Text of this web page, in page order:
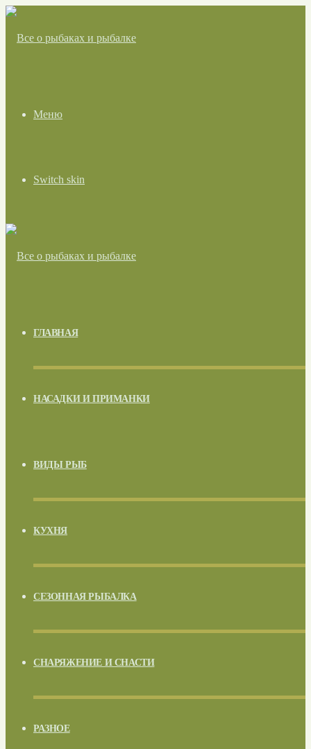
Меню
Switch skin
ГЛАВНАЯ
НАСАДКИ И ПРИМАНКИ
ВИДЫ РЫБ
КУХНЯ
СЕЗОННАЯ РЫБАЛКА
СНАРЯЖЕНИЕ И СНАСТИ
РАЗНОЕ